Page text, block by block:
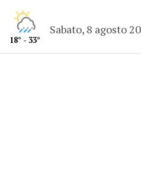
18° - 33°
Sabato, 8 agosto